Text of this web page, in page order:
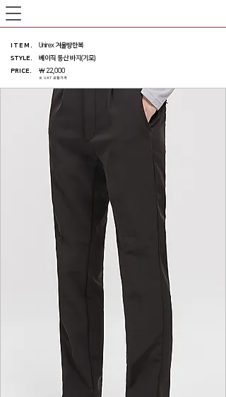
ITEM .
Unirex 겨울방한복
STYLE.
베이직 등산 바지(기모)
PRICE.
※ VAT 포함가격
￦ 22,000